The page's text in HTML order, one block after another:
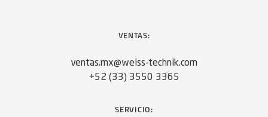
VENTAS:
ventas.mx@weiss-technik.com
+52 (33) 3550 3365
SERVICIO: